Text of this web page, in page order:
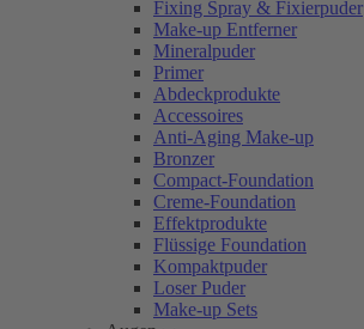
Fixing Spray & Fixierpuder
Make-up Entferner
Mineralpuder
Primer
Abdeckprodukte
Accessoires
Anti-Aging Make-up
Bronzer
Compact-Foundation
Creme-Foundation
Effektprodukte
Flüssige Foundation
Kompaktpuder
Loser Puder
Make-up Sets